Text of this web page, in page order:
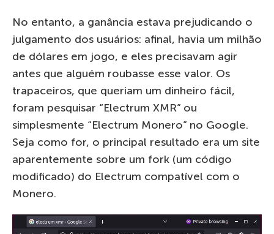
No entanto, a ganância estava prejudicando o
julgamento dos usuários: afinal, havia um milhão
de dólares em jogo, e eles precisavam agir
antes que alguém roubasse esse valor. Os
trapaceiros, que queriam um dinheiro fácil,
foram pesquisar “Electrum XMR” ou
simplesmente “Electrum Monero” no Google.
Seja como for, o principal resultado era um site
aparentemente sobre um fork (um código
modificado) do Electrum compatível com o
Monero.